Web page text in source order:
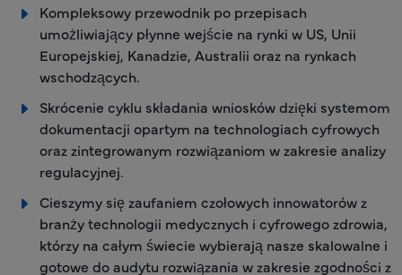
Kompleksowy przewodnik po przepisach
umożliwiający płynne wejście na rynki w US, Unii
Europejskiej, Kanadzie, Australii oraz na rynkach
wschodzących.
Skrócenie cyklu składania wniosków dzięki systemom
dokumentacji opartym na technologiach cyfrowych
oraz zintegrowanym rozwiązaniom w zakresie analizy
regulacyjnej.
Cieszymy się zaufaniem czołowych innowatorów z
branży technologii medycznych i cyfrowego zdrowia,
którzy na całym świecie wybierają nasze skalowalne i
gotowe do audytu rozwiązania w zakresie zgodności z